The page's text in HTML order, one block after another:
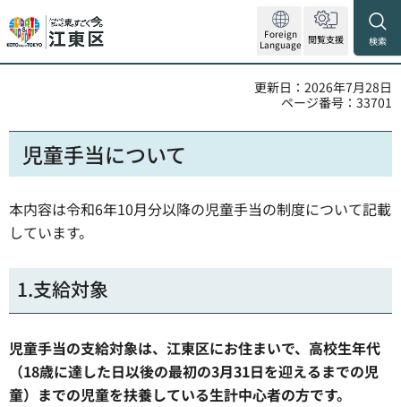
Foreign
Language 閲覧支援 検索
更新日：2026年7月28日
ページ番号：33701
児童手当について
本内容は令和6年10月分以降の児童手当の制度について記載
しています。
1.支給対象
児童手当の支給対象は、江東区にお住まいで、高校生年代
（18歳に達した日以後の最初の3月31日を迎えるまでの児
童）までの児童を扶養している生計中心者の方です。